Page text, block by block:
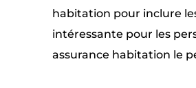
habitation pour inclure
intéressante pour les
assurance habitation le